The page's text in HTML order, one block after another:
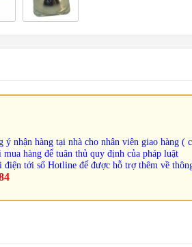
nhận hàng tại nhà cho nhân viên giao hàng (
hàng để tuân thủ quy định của pháp luật
tới số Hotline để được hỗ trợ thêm về